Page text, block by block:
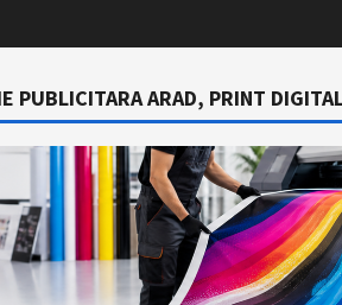
PUBLICITARA ARAD, PRINT